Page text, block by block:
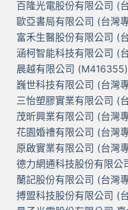
百隆光電股份有限公司 (
歐亞書局有限公司 (台灣
富禾生醫股份有限公司 (
涵柯智能科技有限公司 (
晨越有限公司 (M416355)
巍世科技有限公司 (台灣
三怡塑膠實業有限公司 (
茂昕興業有限公司 (台灣
花園婚禮有限公司 (台灣
原啟實業有限公司 (台灣
德力網通科技股份有限
蘭記股份有限公司 (台灣
搏盟科技股份有限公司 (